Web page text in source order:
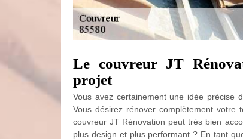
Le couvreur JT
projet
Vous avez certainement une idée précise
Vous désirez rénover complètement
couvreur JT Rénovation peut très bien
plus design et plus performant ? En tant